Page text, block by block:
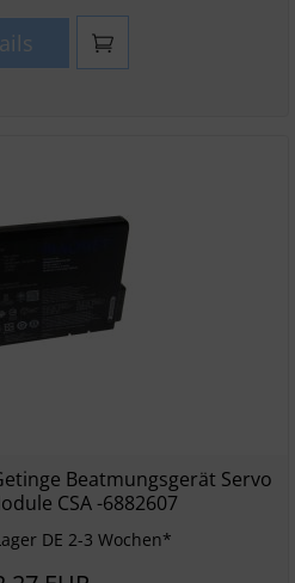
Beatmungsgerät Servo
CSA -6882607
DE 2-3 Wochen*